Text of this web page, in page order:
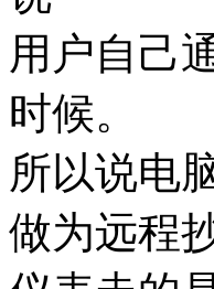
用户自己
时候。
所以说电
做为远程